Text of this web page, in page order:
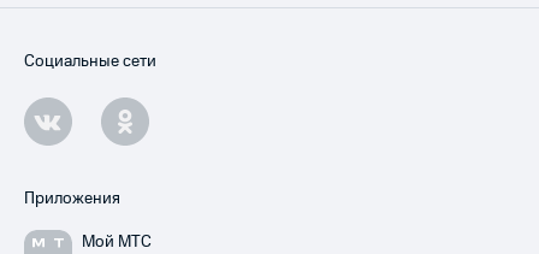
Социальные сети
Приложения
Мой МТС